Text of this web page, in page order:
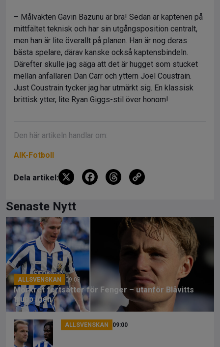
– Målvakten Gavin Bazunu är bra! Sedan är kaptenen på
mittfältet teknisk och har sin utgångsposition centralt,
men han är lite överallt på planen. Han är nog deras
bästa spelare, därav kanske också kaptensbindeln.
Därefter skulle jag säga att det är hugget som stucket
mellan anfallaren Dan Carr och yttern Joel Coustrain.
Just Coustrain tycker jag har utmärkt sig. En klassisk
brittisk ytter, lite Ryan Giggs-stil över honom!
Den här artikeln handlar om:
AIK-Fotboll
Dela artikel: X
F
o
k
T
a
Li
n
k
Senaste Nytt
ALLSVENSKAN 09:08
Mörkret fortsätter för Fenger – utanför Blåvitts
trupp igen
ALLSVENSKAN 09:00